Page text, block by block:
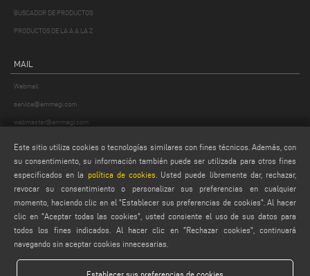
BUSCADOR DE PRODUCTOS
PRODUCTOS DE LA A A LA Z
MAIL
Webmail
service@emmegi.com
webmaster@emmegi.com
ENCUÉNTRANOS EN
LEGALES
Este sitio utiliza cookies o tecnologías similares con fines técnicos. Además, con
su consentimiento, su información también puede ser utilizada para otros fines
especificados en la
política de cookies . Usted puede libremente dar, rechazar,
revocar su consentimiento o personalizar sus preferencias en cualquier
momento, haciendo clic en el "Establecer sus preferencias de cookies". Al hacer
clic en "Aceptar todas las cookies", usted consiente el uso de sus datos para
todos los fines indicados. Al hacer clic en "Rechazar cookies", continuará
navegando sin aceptar cookies innecesarias.